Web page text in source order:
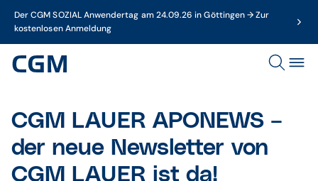
Der CGM SOZIAL Anwendertag am 24.09.26 in Göttingen → Zur
kostenlosen Anmeldung
CGM LAUER APONEWS –
der neue Newsletter von
CGM LAUER ist da!